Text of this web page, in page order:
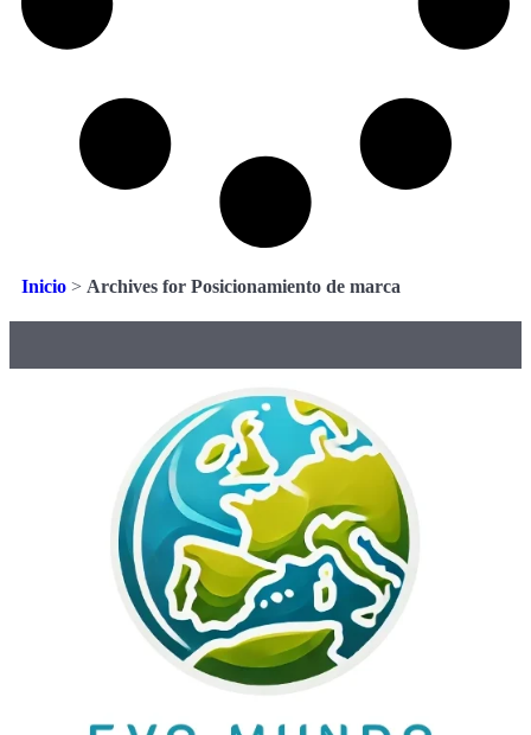
Inicio > Archives for Posicionamiento de marca